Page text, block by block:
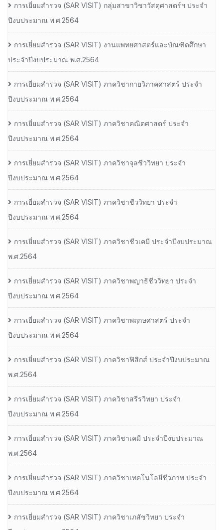
การเยี่ยมสํารวจ (SAR VISIT) กลุ่มสาขาวิชาวัสดุศาสตร์ฯ ประจํา
ปีงบประมาณ พ.ศ.2564
การเยี่ยมสํารวจ (SAR VISIT) งานแพทยศาสตร์และบัณฑิตศึกษา
ประจําปีงบประมาณ พ.ศ.2564
การเยี่ยมสํารวจ (SAR VISIT) ภาควิชากายวิภาคศาสตร์ ประจํา
ปีงบประมาณ พ.ศ.2564
การเยี่ยมสํารวจ (SAR VISIT) ภาควิชาคณิตศาสตร์ ประจํา
ปีงบประมาณ พ.ศ.2564
การเยี่ยมสํารวจ (SAR VISIT) ภาควิชาจุลชีววิทยา ประจํา
ปีงบประมาณ พ.ศ.2564
การเยี่ยมสํารวจ (SAR VISIT) ภาควิชาชีววิทยา ประจํา
ปีงบประมาณ พ.ศ.2564
การเยี่ยมสํารวจ (SAR VISIT) ภาควิชาชีวเคมี ประจําปีงบประมาณ
พ.ศ.2564
การเยี่ยมสํารวจ (SAR VISIT) ภาควิชาพญาธิชีววิทยา ประจํา
ปีงบประมาณ พ.ศ.2564
การเยี่ยมสํารวจ (SAR VISIT) ภาควิชาพฤกษศาสตร์ ประจํา
ปีงบประมาณ พ.ศ.2564
การเยี่ยมสํารวจ (SAR VISIT) ภาควิชาฟิสิกส์ ประจําปีงบประมาณ
พ.ศ.2564
การเยี่ยมสํารวจ (SAR VISIT) ภาควิชาสรีรวิทยา ประจํา
ปีงบประมาณ พ.ศ.2564
การเยี่ยมสํารวจ (SAR VISIT) ภาควิชาเคมี ประจําปีงบประมาณ
พ.ศ.2564
การเยี่ยมสํารวจ (SAR VISIT) ภาควิชาเทคโนโลยีชีวภาพ ประจํา
ปีงบประมาณ พ.ศ.2564
การเยี่ยมสํารวจ (SAR VISIT) ภาควิชาเภสัชวิทยา ประจํา